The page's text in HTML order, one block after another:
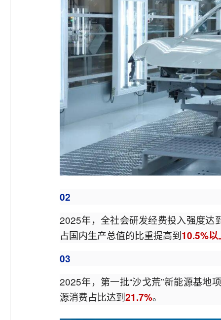
02
2025年，全社会研发经费投入强度达
占国内生产总值的比重提高到10.5%以
03
2025年，第一批“沙戈荒”新能源基地
源消费占比达到21.7%。